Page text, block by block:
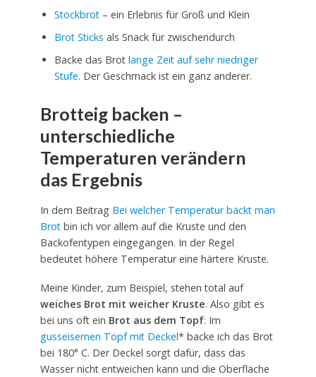
Stockbrot– ein Erlebnis für Groß und Klein
Brot Sticks als Snack für zwischendurch
Backe das Brot lange Zeit auf sehr niedriger
Stufe. Der Geschmack ist ein ganz anderer.
Brotteig backen –
unterschiedliche
Temperaturen verändern
das Ergebnis
In dem Beitrag Bei welcher Temperatur bäckt man
Brot bin ich vor allem auf die Kruste und den
Backofentypen eingegangen. In der Regel
bedeutet höhere Temperatur eine härtere Kruste.
Meine Kinder, zum Beispiel, stehen total auf
weiches Brot mit weicher Kruste. Also gibt es
bei uns oft ein Brot aus dem Topf: Im
gusseisernen Topf mit Deckel* backe ich das Brot
bei 180° C. Der Deckel sorgt dafür, dass das
Wasser nicht entweichen kann und die Oberfläche